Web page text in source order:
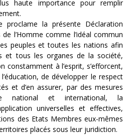
haute importance pour remplir
proclame la présente Déclaration
l’Homme comme l’idéal commun
peuples et toutes les nations afin
et tous les organes de la société,
constamment à l’esprit, s’efforcent,
de développer le respect
et d’en assurer, par des mesures
national et international, la
universelles et effectives,
des Etats Membres eux-mêmes
placés sous leur juridiction.